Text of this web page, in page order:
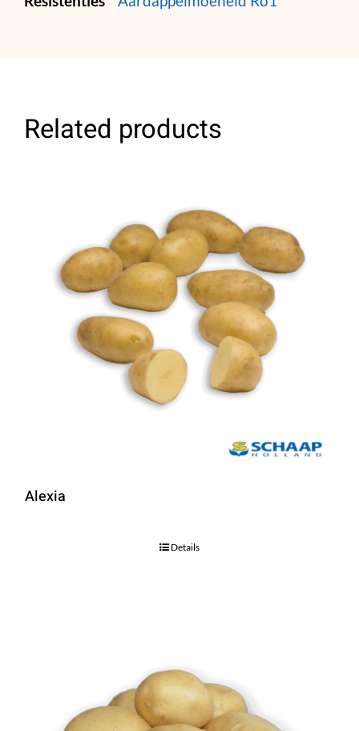
Related products
Alexia
Details